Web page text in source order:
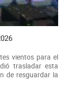
vientos para el
trasladar esta
de resguardar la